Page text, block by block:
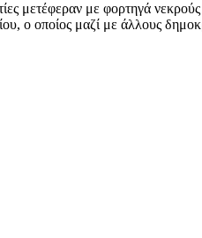
μετέφεραν με φορτηγά
οποίος μαζί με άλλους